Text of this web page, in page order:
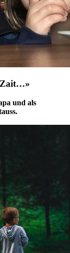
Zait…»
und als